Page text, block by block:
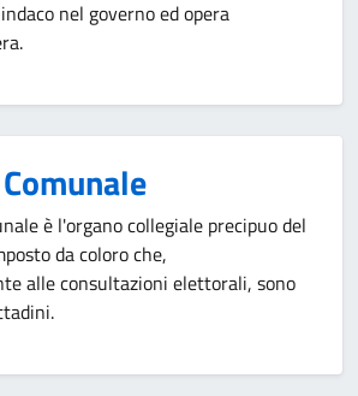
nel governo ed opera
è l'organo collegiale precipuo del
da coloro che,
alle consultazioni elettorali, sono